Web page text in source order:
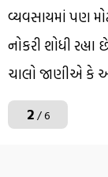
વ્યવસાયમાં પણ
નોકરી શોધી
ચાલો જાણીએ કે
2/ 6